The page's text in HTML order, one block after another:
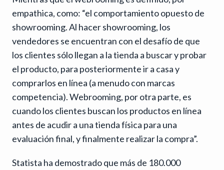
empathica, como: “el comportamiento opuesto de
showrooming. Al hacer showrooming, los
vendedores se encuentran con el desafío de que
los clientes sólo llegan a la tienda a buscar y probar
el producto, para posteriormente ir a casa y
comprarlos en línea (a menudo con marcas
competencia). Webrooming, por otra parte, es
cuando los clientes buscan los productos en línea
antes de acudir a una tienda física para una
evaluación final, y finalmente realizar la compra”.
Statista ha demostrado que más de 180.000